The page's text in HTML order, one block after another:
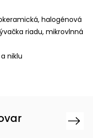
halogénová
riadu, mikrovlnná
niklu
Next